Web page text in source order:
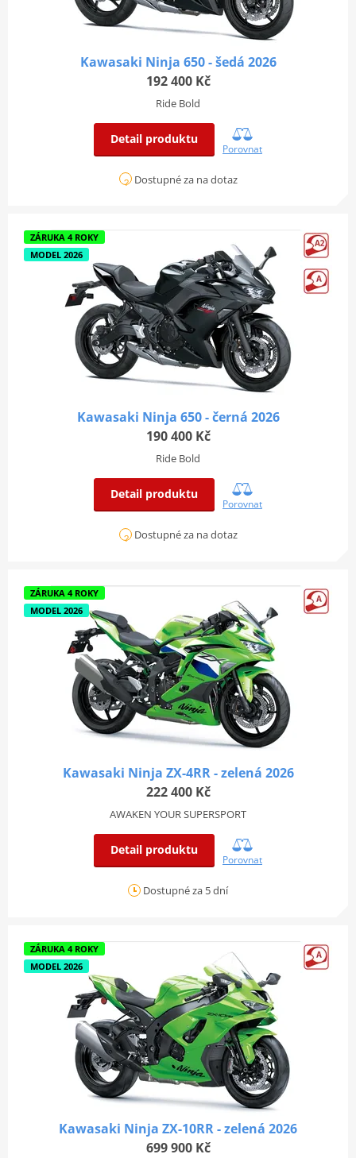
Kawasaki Ninja 650 - šedá 2026
192 400 Kč
Ride Bold
Detail produktu
Porovnat
Dostupné za na dotaz
ZÁRUKA 4 ROKY
MODEL 2026
Kawasaki Ninja 650 - černá 2026
190 400 Kč
Ride Bold
Detail produktu
Porovnat
Dostupné za na dotaz
ZÁRUKA 4 ROKY
MODEL 2026
Kawasaki Ninja ZX-4RR - zelená 2026
222 400 Kč
AWAKEN YOUR SUPERSPORT
Detail produktu
Porovnat
Dostupné za 5 dní
ZÁRUKA 4 ROKY
MODEL 2026
Kawasaki Ninja ZX-10RR - zelená 2026
699 900 Kč